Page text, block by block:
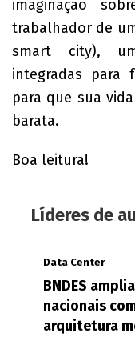
imaginação
trabalhador de
smart city),
integradas para
para que sua
barata.
Boa leitura!
Líderes de
Data Center
BNDES
nacionais
arquitetura